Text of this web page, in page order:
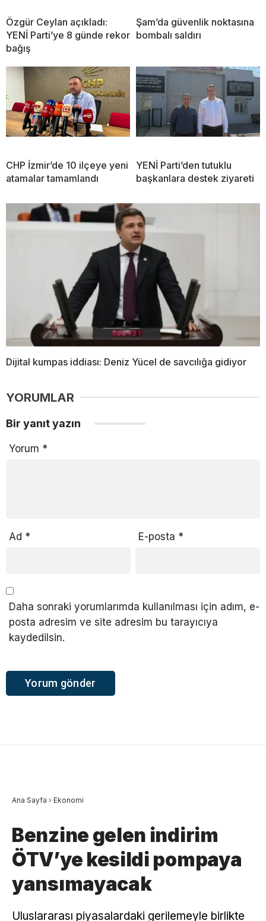
Özgür Ceylan açıkladı:
YENİ Parti’ye 8 günde rekor
bağış
Şam’da güvenlik noktasına
bombalı saldırı
CHP İzmir’de 10 ilçeye yeni
atamalar tamamlandı
YENİ Parti’den tutuklu
başkanlara destek ziyareti
Dijital kumpas iddiası: Deniz Yücel de savcılığa gidiyor
YORUMLAR
Bir yanıt yazın
Yorum *
Ad * E-posta *
Daha sonraki yorumlarımda kullanılması için adım, e-
posta adresim ve site adresim bu tarayıcıya
kaydedilsin.
Ana Sayfa › Ekonomi
Benzine gelen indirim
ÖTV’ye kesildi pompaya
yansımayacak
Uluslararası piyasalardaki gerilemeyle birlikte